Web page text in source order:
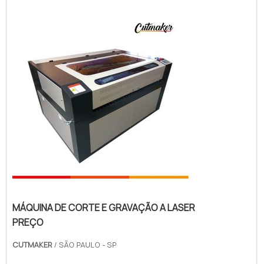
outros.Funcionalidade correta do
MÁQUINA DE CORTE E GRAVAÇÃO A LASER
PREÇO
CUTMAKER / SÃO PAULO - SP